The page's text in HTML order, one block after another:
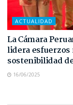
ACTUALIDAD
La Cámara
lidera
sostenibilidad
16/06/2025